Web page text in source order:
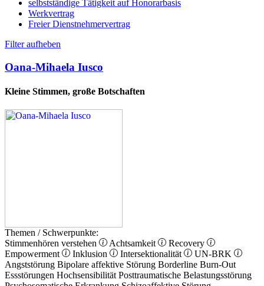
selbstständige Tätigkeit auf Honorarbasis
Werkvertrag
Freier Dienstnehmervertrag
Filter aufheben
Oana-Mihaela Iusco
Kleine Stimmen, große Botschaften
Themen / Schwerpunkte:
Stimmenhören verstehen
Achtsamkeit
Recovery
Empowerment
Inklusion Intersektionalität
UN-BRK
Angststörung Bipolare affektive Störung Borderline Burn-Out
Essstörungen Hochsensibilität Posttraumatische Belastungsstörung